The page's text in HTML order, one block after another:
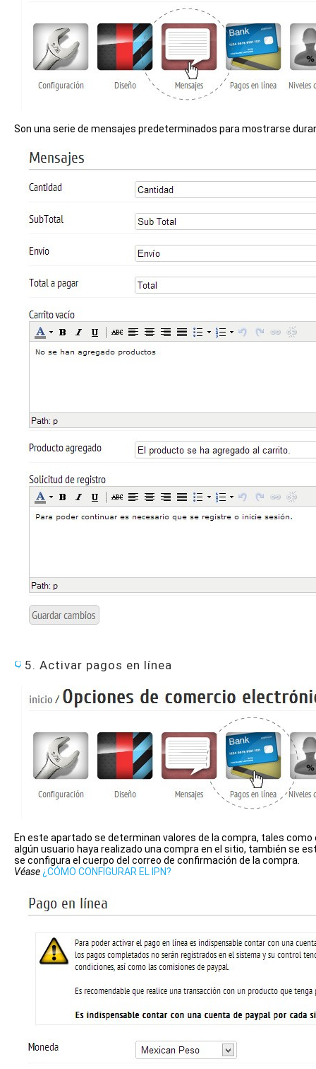
Son una serie de mensajes predeterminados para mostrarse
5. Activar pagos en línea
En este apartado se determinan valores de la compra, tales como
algún usuario haya realizado una compra en el sitio, también se
se configura el cuerpo del correo de confirmación de la compra.
Véase ¿CÓMO CONFIGURAR EL IPN?